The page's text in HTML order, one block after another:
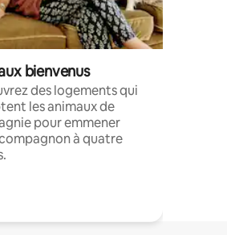
bienvenus
des logements qui
les animaux de
pour emmener
à quatre